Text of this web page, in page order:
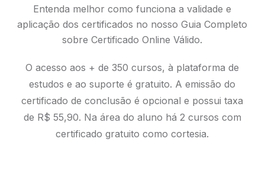
Entenda melhor como funciona a validade e
aplicação dos certificados no nossoGuia Completo
sobre Certificado Online Válido.
O acesso aos + de 350 cursos, à plataforma de
estudos e ao suporte é gratuito. A emissão do
certificado de conclusão é opcional e possui taxa
de R$ 55,90. Na área do aluno há 2 cursos com
certificado gratuito como cortesia.